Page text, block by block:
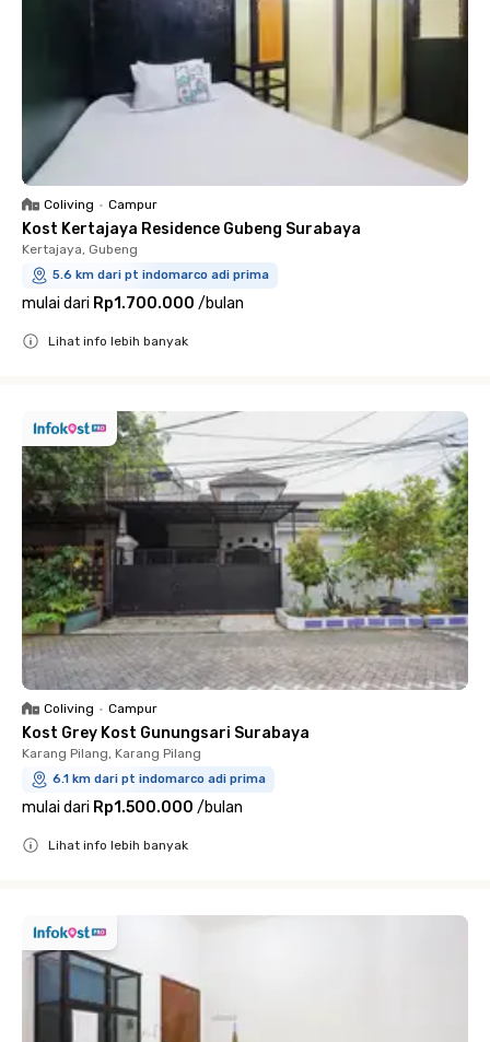
Coliving • Campur
Kost Kertajaya Residence Gubeng Surabaya
Kertajaya, Gubeng
5.6 km dari pt indomarco adi prima
mulai dari Rp1.700.000 /bulan
Lihat info lebih banyak
Coliving • Campur
Kost Grey Kost Gunungsari Surabaya
Karang Pilang, Karang Pilang
6.1 km dari pt indomarco adi prima
mulai dari Rp1.500.000 /bulan
Lihat info lebih banyak